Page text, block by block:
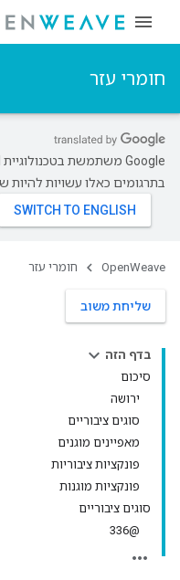
חומרי עזר
בתרגומים כאלו עשויות להיות
OpenWeave חומרי עזר
שליחת משוב
בדף הזה
סיכום
ירושה
סוגים ציבוריים
מאפיינים מוגנים
פונקציות ציבוריות
פונקציות מוגנות
סוגים ציבוריים
@336